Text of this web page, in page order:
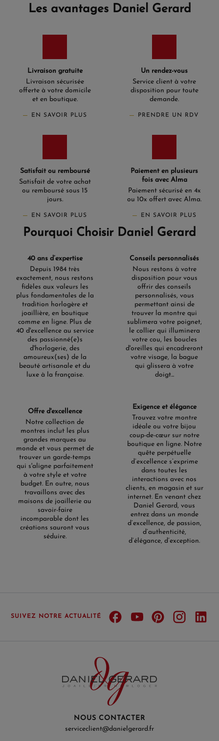
Les avantages Daniel Gerard
Livraison gratuite
Livraison sécurisée
offerte à votre domicile
et en boutique.
EN SAVOIR PLUS
Un rendez-vous
Service client à votre
disposition pour toute
demande.
PRENDRE UN RDV
Satisfait ou remboursé
Satisfait de votre achat
ou remboursé sous 15
jours.
EN SAVOIR PLUS
Paiement en plusieurs
fois avec Alma
Paiement sécurisé en 4x
ou 10x offert avec Alma.
EN SAVOIR PLUS
Pourquoi Choisir Daniel Gerard
40 ans d’expertise
Depuis 1984 très
exactement, nous restons
fidèles aux valeurs les
plus fondamentales de la
tradition horlogère et
joaillière, en boutique
comme en ligne. Plus de
40 d'excellence au service
des passionné(e)s
d'horlogerie, des
amoureux(ses) de la
beauté artisanale et du
luxe à la française.
Conseils personnalisés
Nous restons à votre
disposition pour vous
offrir des conseils
personnalisés, vous
permettant ainsi de
trouver la montre qui
sublimera votre poignet,
le collier qui illuminera
votre cou, les boucles
d'oreilles qui encadreront
votre visage, la bague
qui glissera à votre
doigt...
Offre d'excellence
Notre collection de
montres inclut les plus
grandes marques au
monde et vous permet de
trouver un garde-temps
qui s'aligne parfaitement
à votre style et votre
budget. En outre, nous
travaillons avec des
maisons de joaillerie au
savoir-faire
incomparable dont les
créations sauront vous
séduire.
Exigence et élégance
Trouvez votre montre
idéale ou votre bijou
coup-de-cœur sur notre
boutique en ligne. Notre
quête perpétuelle
d’excellence s’exprime
dans toutes les
interactions avec nos
clients, en magasin et sur
internet. En venant chez
Daniel Gerard, vous
entrez dans un monde
d’excellence, de passion,
d’authenticité,
d’élégance, d’exception.
SUIVEZ NOTRE ACTUALITÉ
NOUS CONTACTER
serviceclient@danielgerard.fr